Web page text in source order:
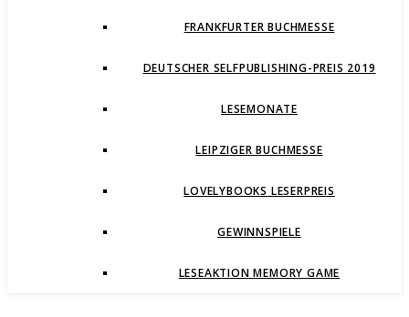
FRANKFURTER BUCHMESSE
DEUTSCHER SELFPUBLISHING-PREIS 2019
LESEMONATE
LEIPZIGER BUCHMESSE
LOVELYBOOKS LESERPREIS
GEWINNSPIELE
LESEAKTION MEMORY GAME